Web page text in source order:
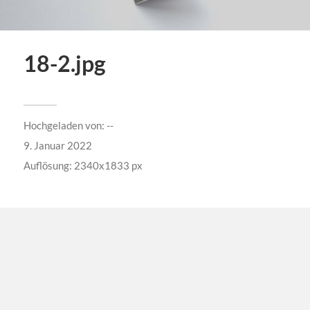
18-2.jpg
Hochgeladen von: --
9. Januar 2022
Auflösung: 2340x1833 px